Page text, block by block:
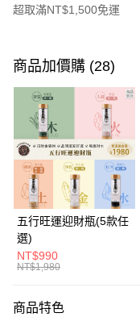
超取滿NT$1,500免運
信用卡一次付款
LINE Pay
Apple Pay
街口支付
悠遊付
全支付
大哥付你分期
相關說明
2.付款方式選擇「大哥付你
商品加價購 (28)
五行旺運迎財瓶(5款任
選)
NT$990
NT$1,980
商品特色